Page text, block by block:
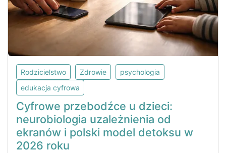
Rodzicielstwo Zdrowie
psychologia
edukacja cyfrowa
Cyfrowe przebodźce u dzieci:
neurobiologia uzależnienia od
ekranów i polski model detoksu w
2026 roku